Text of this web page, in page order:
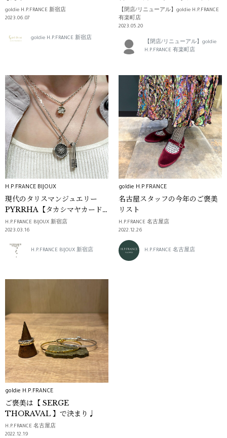
goldie H.P.FRANCE 新宿店
2023.06.07
goldie H.P.FRANCE 新宿店
ペーン★
【閉店/リニューアル】goldie H.P.FRANCE
有楽町店
2023.05.20
【閉店/リニューアル】goldie
H.P.FRANCE 有楽町店
H.P.FRANCE BIJOUX
現代のタリスマンジュエリー
PYRRHA【タカシマヤカード
優待会】
H.P.FRANCE BIJOUX 新宿店
2023.03.16
H.P.FRANCE BIJOUX 新宿店
goldie H.P.FRANCE
名古屋スタッフの今年のご褒美
リスト
H.P.FRANCE 名古屋店
2022.12.26
H.P.FRANCE 名古屋店
goldie H.P.FRANCE
ご褒美は【 SERGE
THORAVAL 】で決まり♩
H.P.FRANCE 名古屋店
2022.12.19